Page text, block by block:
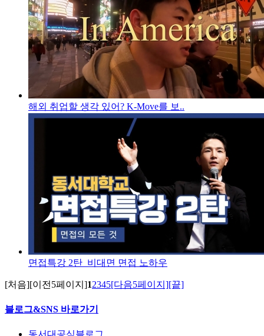
해외 취업할 생각 있어? K-Move를 보..
면접특강 2탄_비대면 면접 노하우
[처음][이전5페이지]12345[다음5페이지][끝]
블로그&SNS 바로가기